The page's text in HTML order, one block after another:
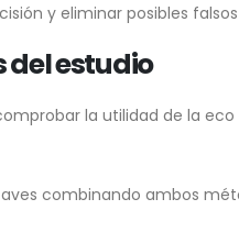
y eliminar posibles
del estudio
la utilidad de la
combinando ambos